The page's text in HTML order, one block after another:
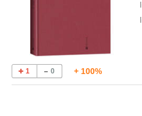
1 0 + 100%